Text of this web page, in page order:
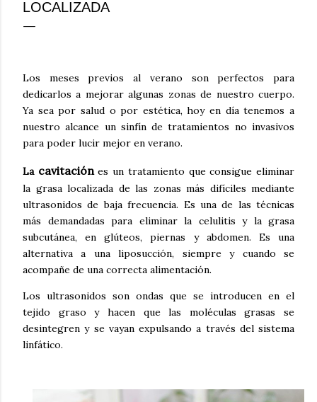
LOCALIZADA
Los meses previos al verano son perfectos para
dedicarlos a mejorar algunas zonas de nuestro cuerpo.
Ya sea por salud o por estética, hoy en día tenemos a
nuestro alcance un sinfín de tratamientos no invasivos
para poder lucir mejor en verano.
La cavitaciónes un tratamiento que consigue eliminar
la grasa localizada de las zonas más difíciles mediante
ultrasonidos de baja frecuencia. Es una de las técnicas
más demandadas para eliminar la celulitis y la grasa
subcutánea, en glúteos, piernas y abdomen. Es una
alternativa a una liposucción, siempre y cuando se
acompañe de una correcta alimentación.
Los ultrasonidos son ondas que se introducen en el
tejido graso y hacen que las moléculas grasas se
desintegren y se vayan expulsando a través del sistema
linfático.